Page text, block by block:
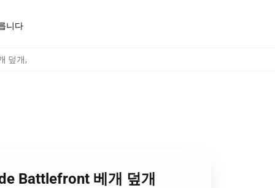
니다
덮개,
Battlefront 베개 덮개